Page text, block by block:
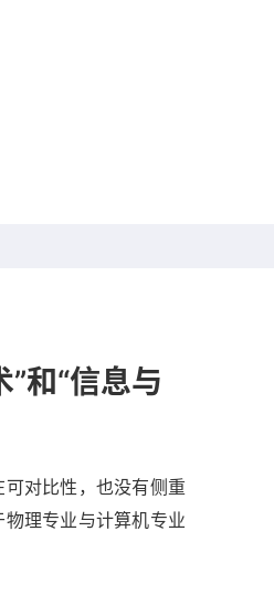
和“信息与
对比性，也没有侧重
理专业与计算机专业